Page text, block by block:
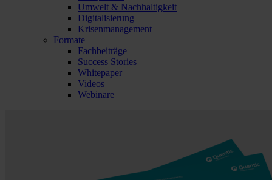
Umwelt & Nachhaltigkeit
Digitalisierung
Krisenmanagement
Formate
Fachbeiträge
Success Stories
Whitepaper
Videos
Webinare